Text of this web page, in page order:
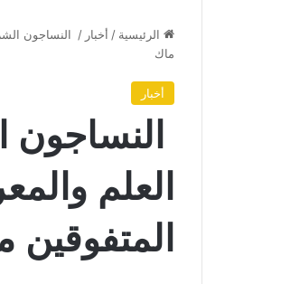
الرئيسية / أخبار / النساجون
ماك
أخبار
النساجون
العلم
المتفوقين